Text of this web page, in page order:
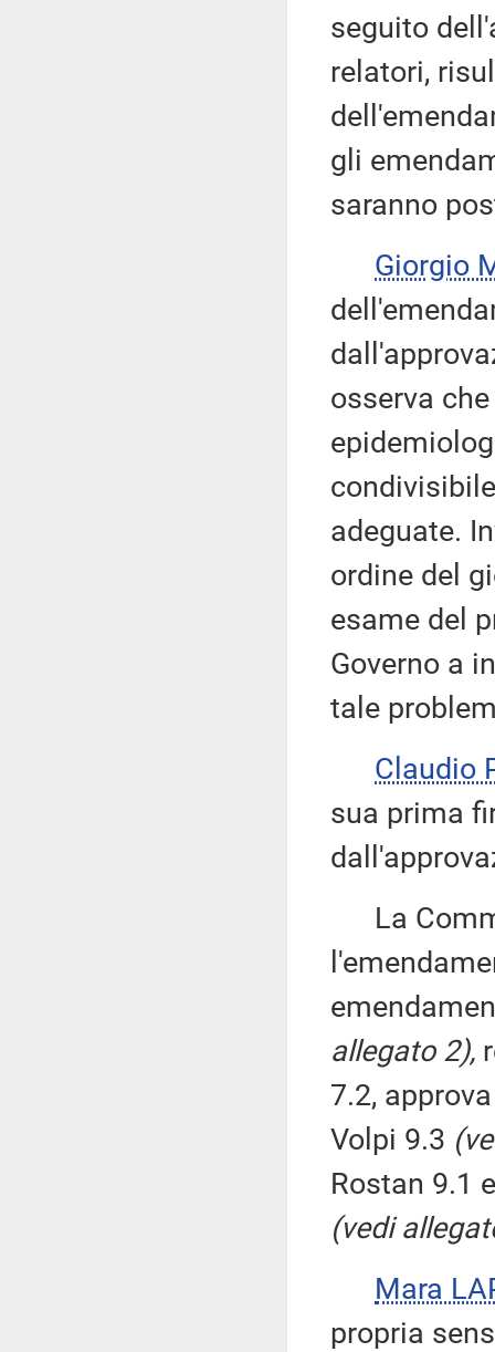
seguito
relatori,
gli
saranno
Giorgio
osserva
adeguate.
ordine del
esame del
Governo a
tale
Claudio
sua prima
La
allegato 2),
7.2,
Volpi 9.3
Rostan 9.1
(vedi
Mara
propria